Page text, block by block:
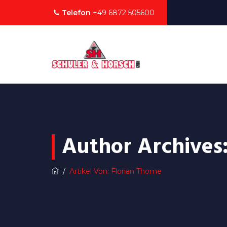
Telefon +49 6872 505600
Author
/ Artikel Von: Florian Thome